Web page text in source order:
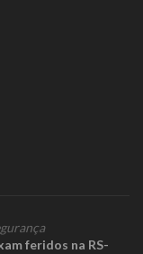
feridos na RS-